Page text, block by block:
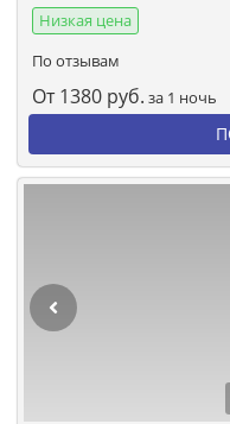
Низкая цена
По отзывам
От 1380 руб. за 1 ночь